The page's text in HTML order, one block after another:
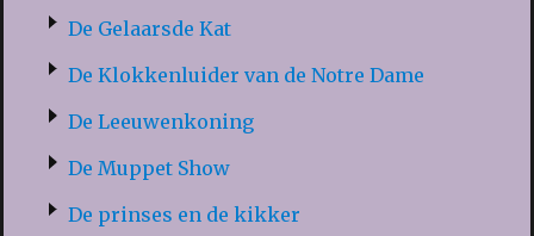
De Gelaarsde Kat
De Klokkenluider van de Notre Dame
De Leeuwenkoning
De Muppet Show
De prinses en de kikker